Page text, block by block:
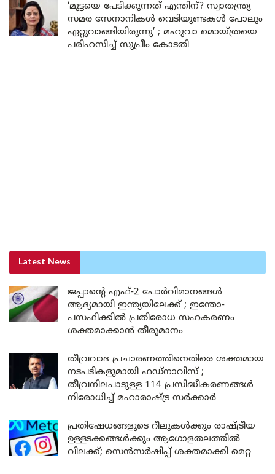
‘മുട്ടയെ പേടിക്കുന്നത് എന്തിന്? സ്വാതന്ത്ര്യ
സമര സേനാനികൾ വെടിയുണ്ടകൾ പോലും
ഏറ്റുവാങ്ങിയിരുന്നു’ ; മഹുവാ മൊയ്ത്രയെ
പരിഹസിച്ച് സുപ്രീം കോടതി
Latest News
ജപ്പാന്റെ എഫ്-2 പോർവിമാനങ്ങൾ
ആദ്യമായി ഇന്ത്യയിലേക്ക് ; ഇന്തോ-
പസഫിക്കിൽ പ്രതിരോധ സഹകരണം
ശക്തമാക്കാൻ തീരുമാനം
തീവ്രവാദ പ്രചാരണത്തിനെതിരെ ശക്തമായ
നടപടികളുമായി ഫഡ്നാവിസ് ;
തീവ്രനിലപാടുള്ള 114 പ്രസിദ്ധീകരണങ്ങൾ
നിരോധിച്ച് മഹാരാഷ്ട്ര സർക്കാർ
പ്രതിഷേധങ്ങളുടെ റീലുകൾക്കും രാഷ്ട്രീയ
ഉള്ളടക്കങ്ങൾക്കും ആഗോളതലത്തിൽ
വിലക്ക്; സെൻസർഷിപ്പ് ശക്തമാക്കി മെറ്റ